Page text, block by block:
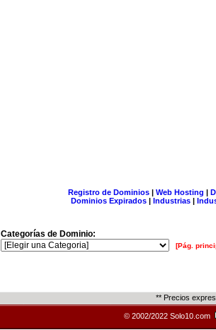
Registro de Dominios| Web Hosting |
Dominios Expirados | Industrias |
Categorías de Dominio:
[Pág.
** Precios
© 2002/2022 Solo10.com